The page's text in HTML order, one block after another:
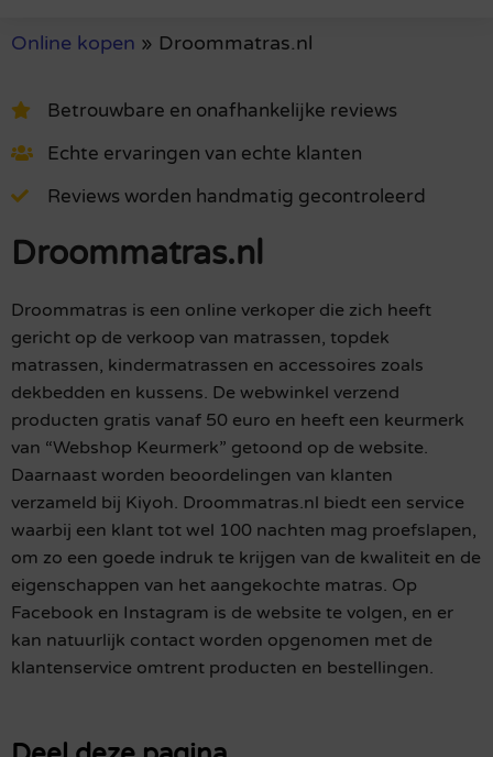
Online kopen » Droommatras.nl
Betrouwbare en onafhankelijke reviews
Echte ervaringen van echte klanten
Reviews worden handmatig gecontroleerd
Droommatras.nl
Droommatras is een online verkoper die zich heeft
gericht op de verkoop van matrassen, topdek
matrassen, kindermatrassen en accessoires zoals
dekbedden en kussens. De webwinkel verzend
producten gratis vanaf 50 euro en heeft een keurmerk
van “Webshop Keurmerk” getoond op de website.
Daarnaast worden beoordelingen van klanten
verzameld bij Kiyoh. Droommatras.nl biedt een service
waarbij een klant tot wel 100 nachten mag proefslapen,
om zo een goede indruk te krijgen van de kwaliteit en de
eigenschappen van het aangekochte matras. Op
Facebook en Instagram is de website te volgen, en er
kan natuurlijk contact worden opgenomen met de
klantenservice omtrent producten en bestellingen.